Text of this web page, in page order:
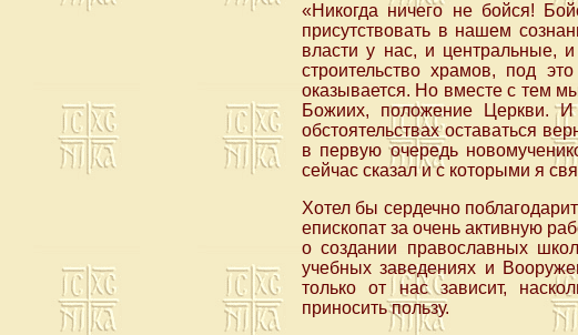
«Никогда ничего не бойся!
присутствовать в нашем
власти у нас, и
строительство храмов, под
оказывается. Но вместе с тем
Божиих, положение Церкви.
обстоятельствах оставаться
в первую очередь
сейчас сказал и с которыми я
Хотел бы сердечно
епископат за очень активную
о создании православных
учебных заведениях и
только от нас зависит,
приносить пользу.